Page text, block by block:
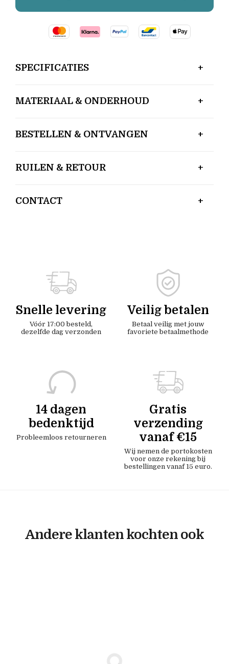
SPECIFICATIES
MATERIAAL & ONDERHOUD
BESTELLEN & ONTVANGEN
RUILEN & RETOUR
CONTACT
Snelle levering
Vóór 17:00 besteld,
dezelfde dag verzonden
Veilig betalen
Betaal veilig met jouw
favoriete betaalmethode
14 dagen
bedenktijd
Probleemloos retourneren
Gratis
verzending
vanaf €15
Wij nemen de portokosten
voor onze rekening bij
bestellingen vanaf 15 euro.
Andere klanten kochten ook